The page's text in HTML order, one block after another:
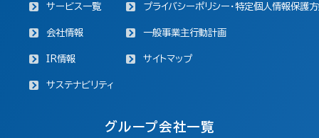
サービス一覧
会社情報
IR情報
サステナビリティ
プライバシーポリシー・特定個人情報保護
一般事業主行動計画
サイトマップ
グループ会社一覧